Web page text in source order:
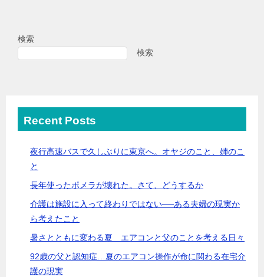
検索
検索
Recent Posts
夜行高速バスで久しぶりに東京へ。オヤジのこと、姉のこ
と
長年使ったポメラが壊れた。さて、どうするか
介護は施設に入って終わりではない──ある夫婦の現実か
ら考えたこと
暑さとともに変わる夏 エアコンと父のことを考える日々
92歳の父と認知症…夏のエアコン操作が命に関わる在宅介
護の現実